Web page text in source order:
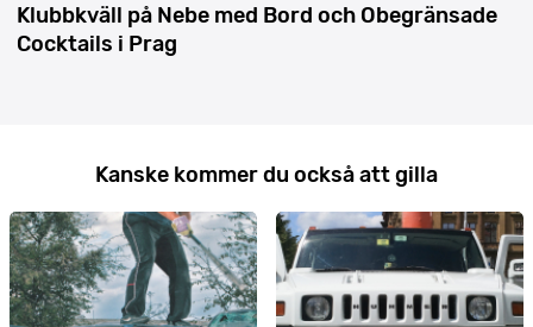
Klubbkväll på Nebe med Bord och Obegränsade
Cocktails i Prag
Kanske kommer du också att gilla